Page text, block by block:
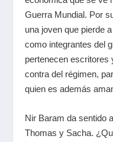
Guerra Mundial. Por
una joven que pierde
como integrantes del
pertenecen escritores
contra del régimen,
quien es además
Nir Baram da sentido
Thomas y Sacha.